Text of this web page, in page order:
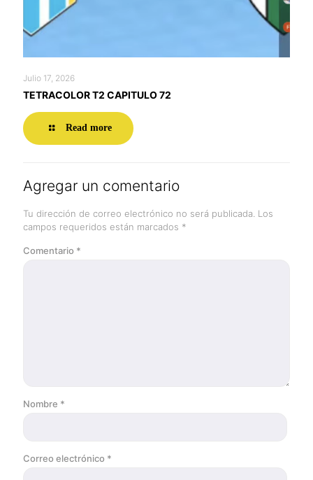
Julio 17, 2026
TETRACOLOR T2 CAPITULO 72
Read more
Agregar un comentario
Tu dirección de correo electrónico no será publicada. Los
campos requeridos están marcados *
Comentario *
Nombre *
Correo electrónico *